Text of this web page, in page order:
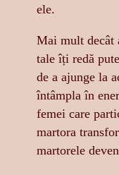
ele.
Mai mult decât
tale îți redă
de a ajunge la
întâmpla în
femei care
martora
martorele